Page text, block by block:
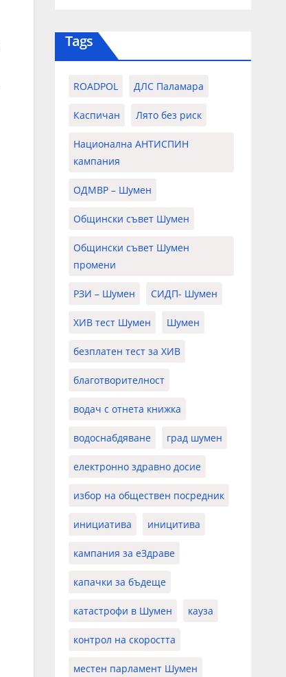
Tags
ROADPOL ДЛС Паламара
Каспичан Лято без риск
Национална АНТИСПИН
кампания
ОДМВР – Шумен
Общински съвет Шумен
Общински съвет Шумен
промени
РЗИ – Шумен СИДП- Шумен
ХИВ тест Шумен Шумен
безплатен тест за ХИВ
благотворителност
водач с отнета книжка
водоснабдяване град шумен
електронно здравно досие
избор на обществен посредник
инициатива иницитива
кампания за еЗдраве
капачки за бъдеще
катастрофи в Шумен кауза
контрол на скоростта
местен парламент Шумен